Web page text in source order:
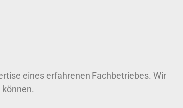
eines erfahrenen Fachbetriebes. Wir